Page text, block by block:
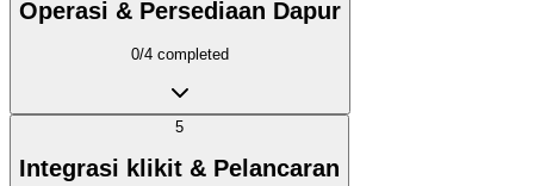
Operasi & Persediaan Dapur
0/4 completed
5
Integrasi klikit & Pelancaran